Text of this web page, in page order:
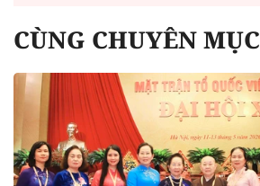
CÙNG CHUYÊN MỤC